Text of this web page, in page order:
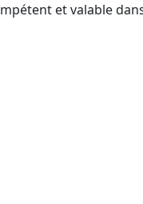
et valable